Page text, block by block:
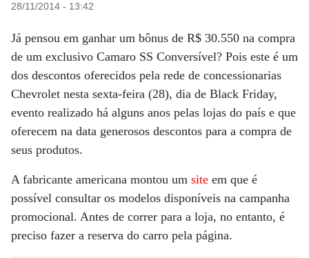
28/11/2014 - 13:42
Já pensou em ganhar um bônus de R$ 30.550 na compra
de um exclusivo Camaro SS Conversível? Pois este é um
dos descontos oferecidos pela rede de concessionarias
Chevrolet nesta sexta-feira (28), dia de Black Friday,
evento realizado há alguns anos pelas lojas do país e que
oferecem na data generosos descontos para a compra de
seus produtos.
A fabricante americana montou um site em que é
possível consultar os modelos disponíveis na campanha
promocional. Antes de correr para a loja, no entanto, é
preciso fazer a reserva do carro pela página.